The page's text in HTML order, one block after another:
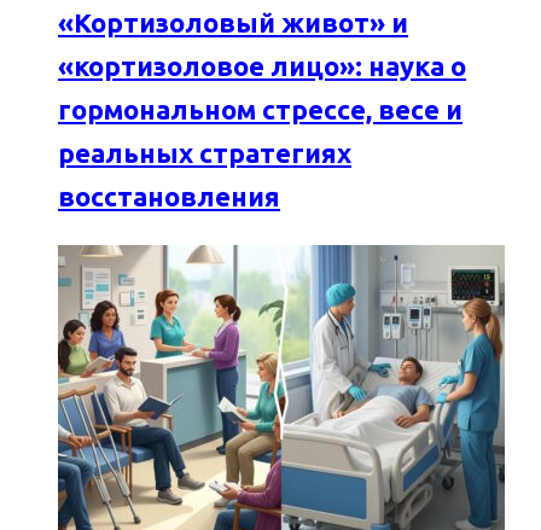
«Кортизоловый живот» и
«кортизоловое лицо»: наука о
гормональном стрессе, весе и
реальных стратегиях
восстановления